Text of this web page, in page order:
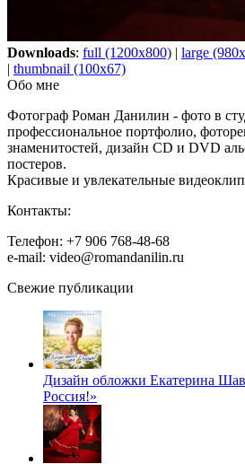
Downloads: full (1200x800) | large
| thumbnail (100x67)
Обо мне
Фотограф Роман Данилин - фото в
профессиональное портфолио,
знаменитостей, дизайн CD и DVD
постеров.
Красивые и увлекательные
Контакты:
Телефон: +7 906 768-48-68
e-mail: video@romandanilin.ru
Свежие публикации
Дизайн обложки Екатерина
Россия!»